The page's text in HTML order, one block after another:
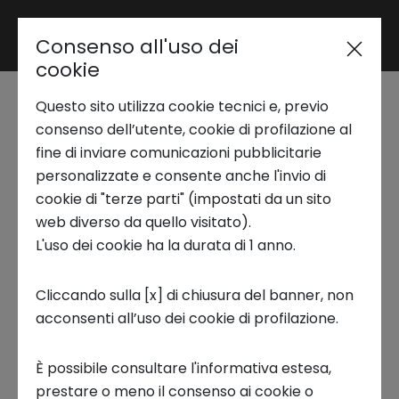
Area riservata
Trend Analysis
Applied Research
Startup Development
Business Transformation
Ecosystem enabling
Intesa Sanpaolo
Innovation Center alla
Brain Awarenss Week
17 MARZO 2025
INNOVATION CENTER, STARTUP, ECOSISTEMI
Consenso all'uso dei
cookie
Questo sito utilizza cookie tecnici e, previo
consenso dell’utente, cookie di profilazione al
fine di inviare comunicazioni pubblicitarie
personalizzate e consente anche l'invio di
cookie di "terze parti" (impostati da un sito
web diverso da quello visitato).
L'uso dei cookie ha la durata di 1 anno.
Cliccando sulla [x] di chiusura del banner, non
acconsenti all’uso dei cookie di profilazione.
È possibile consultare l'informativa estesa,
prestare o meno il consenso ai cookie o